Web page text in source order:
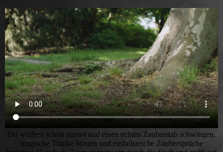
Du wolltest schon immer mal einen echten Zauberstab schwingen,
magische Tränke brauen und einfallsreiche Zaubersprüche